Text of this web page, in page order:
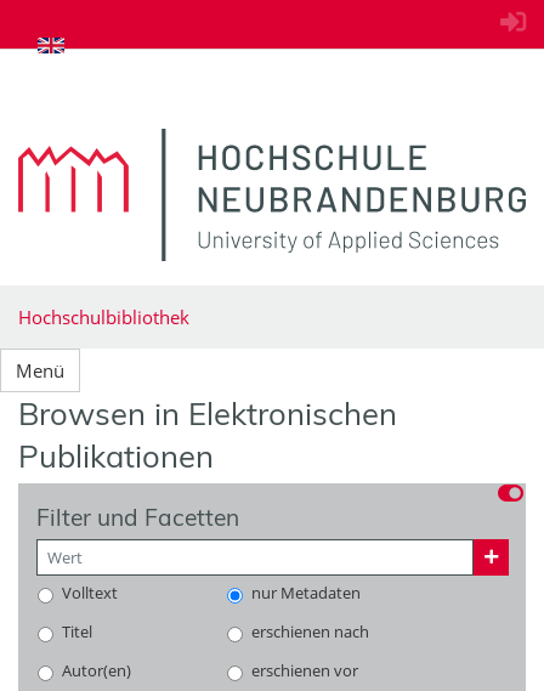
zum Inhalt springen
Hochschulbibliothek
Menü
Browsen in Elektronischen
Publikationen
Filter und Facetten
Volltext
nur Metadaten
Titel
erschienen nach
Autor(en)
erschienen vor